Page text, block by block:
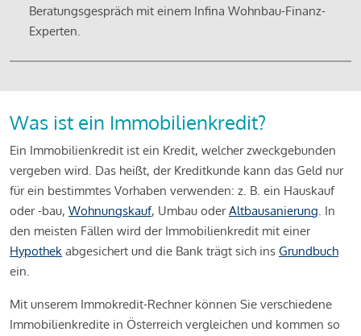
Beratungsgespräch mit einem Infina Wohnbau-Finanz-
Experten.
Was ist ein Immobilienkredit?
Ein Immobilienkredit ist ein Kredit, welcher zweckgebunden
vergeben wird. Das heißt, der Kreditkunde kann das Geld nur
für ein bestimmtes Vorhaben verwenden: z. B. ein Hauskauf
oder -bau, Wohnungskauf, Umbau oderAltbausanierung. In
den meisten Fällen wird der Immobilienkredit mit einer
Hypothek abgesichert und die Bank trägt sich ins Grundbuch
ein.
Mit unserem Immokredit-Rechner können Sie verschiedene
Immobilienkredite in Österreich vergleichen und kommen so